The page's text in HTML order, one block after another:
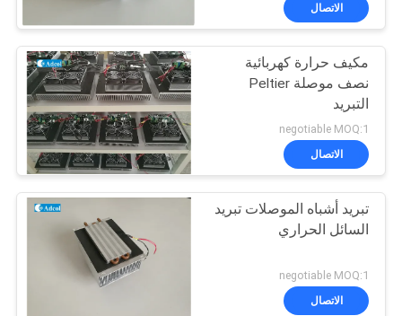
الاتصال
مكيف حرارة كهربائية
نصف موصلة Peltier
التبريد
negotiable MOQ:1
الاتصال
تبريد أشباه الموصلات تبريد
السائل الحراري
negotiable MOQ:1
الاتصال